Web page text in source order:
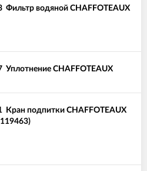
Фильтр водяной CHAFFOTEAUX
Уплотнение CHAFFOTEAUX
Кран подпитки CHAFFOTEAUX